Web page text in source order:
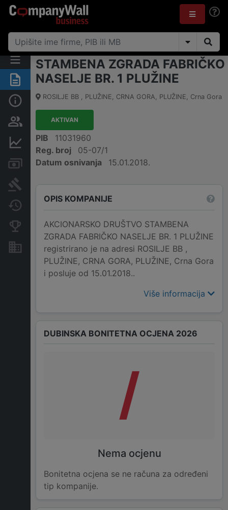
Sažetak
Osnovni podaci
Osobe i vlasništvo
Finansijski podaci
Računi i blokade
Arhiva sudskih objava
Konkurentne kompanije
Nekretnine i imovina
STAMBENA ZGRADA FABRIČKO
NASELJE BR. 1 PLUŽINE
ROSILJE BB , PLUŽINE, CRNA GORA, PLUŽINE, Crna Gora
AKTIVAN
PIB
11031960
Reg. broj
05-07/1
Datum osnivanja
15.01.2018.
OPIS KOMPANIJE
AKCIONARSKO DRUŠTVO STAMBENA
ZGRADA FABRIČKO NASELJE BR. 1 PLUŽINE
registrirano je na adresi ROSILJE BB ,
PLUŽINE, CRNA GORA, PLUŽINE, Crna Gora
i posluje od 15.01.2018..
Više informacija
DUBINSKA BONITETNA OCJENA 2026
/
Nema ocjenu
Bonitetna ocjena se ne računa za određeni
tip kompanije.